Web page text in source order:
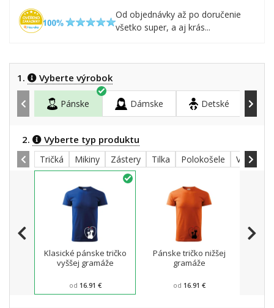
Od objednávky až po doručenie
všetko super, a aj krás...
1. Vyberte výrobok
Pánske Dámske Detské
2. Vyberte typ produktu
Tričká Mikiny Zástery Tilka Polokošele Všetky
Klasické pánske tričko
vyššej gramáže
od 16.91 €
Pánske tričko nižšej
gramáže
od 16.91 €